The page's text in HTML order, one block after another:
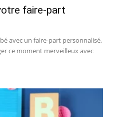
faire-part
avec un faire-part personnalisé,
ce moment merveilleux avec